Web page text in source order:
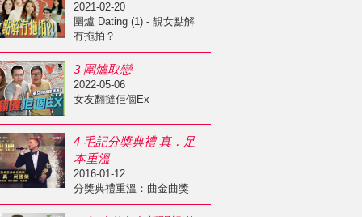
2021-02-20
圍爐 Dating (1) - 靚女點解
冇拖拍？
3 圍爐取戀
2022-05-06
女友翻撻佢個Ex
4 毛記分獎典禮 真．足
本重溫
2016-01-12
分獎典禮重溫：曲金曲獎